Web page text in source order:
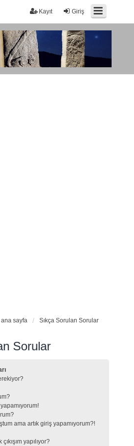
Giriş
Kayıt
ana sayfa Sıkça Sorulan Sorular
Sorular
ama artık giriş yapamıyorum?!
yapılıyor?